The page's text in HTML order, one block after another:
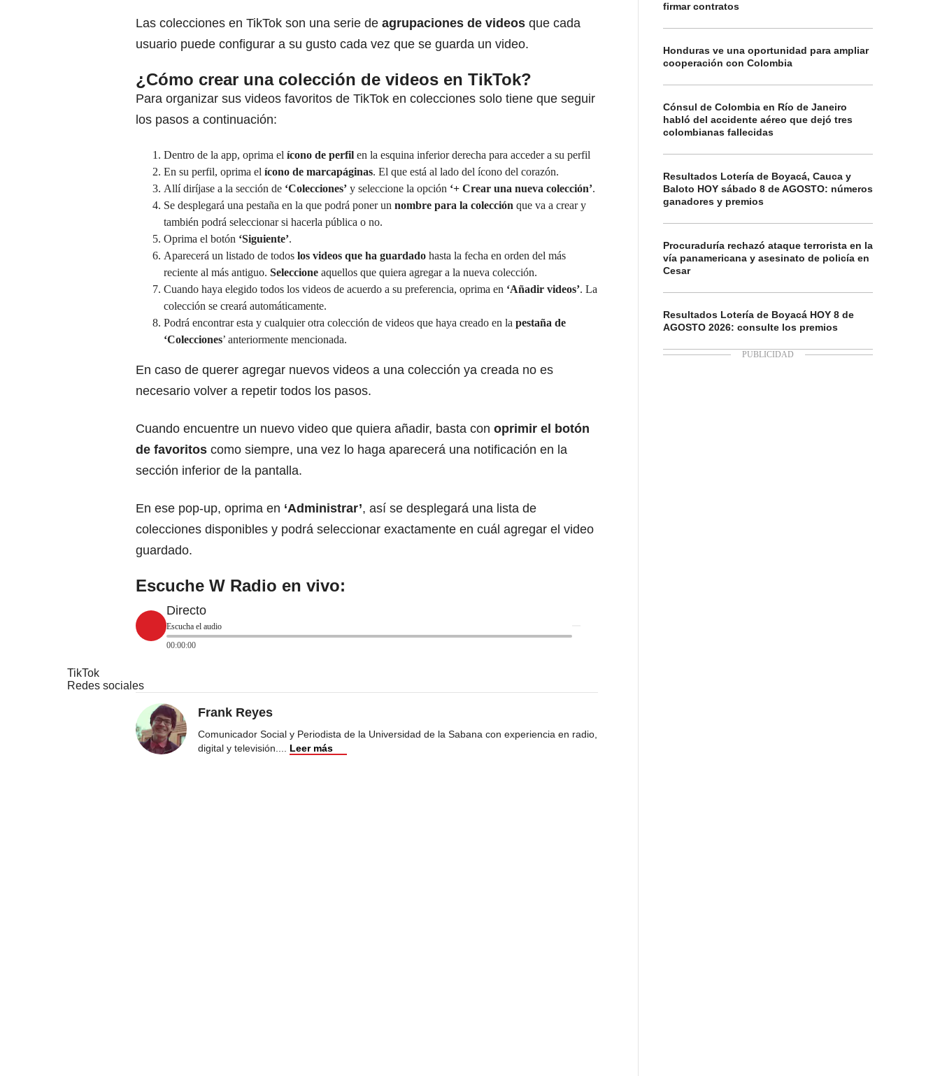
Las colecciones en TikTok son una serie de agrupaciones de videos que cada
usuario puede configurar a su gusto cada vez que se guarda un video.
¿Cómo crear una colección de videos en TikTok?
Para organizar sus videos favoritos de TikTok en colecciones solo tiene que seguir
los pasos a continuación:
Dentro de la app, oprima el ícono de perfil en la esquina inferior derecha para acceder a su perfil
En su perfil, oprima el ícono de marcapáginas. El que está al lado del ícono del corazón.
Allí diríjase a la sección de ‘Colecciones’ y seleccione la opción ‘+ Crear una nueva colección’.
Se desplegará una pestaña en la que podrá poner un nombre para la colección que va a crear y
también podrá seleccionar si hacerla pública o no.
Oprima el botón ‘Siguiente’.
Aparecerá un listado de todos los videos que ha guardado hasta la fecha en orden del más
reciente al más antiguo. Seleccione aquellos que quiera agregar a la nueva colección.
Cuando haya elegido todos los videos de acuerdo a su preferencia, oprima en ‘Añadir videos’. La
colección se creará automáticamente.
Podrá encontrar esta y cualquier otra colección de videos que haya creado en la pestaña de
‘Colecciones’ anteriormente mencionada.
En caso de querer agregar nuevos videos a una colección ya creada no es
necesario volver a repetir todos los pasos.
Cuando encuentre un nuevo video que quiera añadir, basta con oprimir el botón
de favoritos como siempre, una vez lo haga aparecerá una notificación en la
sección inferior de la pantalla.
En ese pop-up, oprima en ‘Administrar’, así se desplegará una lista de
colecciones disponibles y podrá seleccionar exactamente en cuál agregar el video
guardado.
Escuche W Radio en vivo:
Directo
Escucha el audio
00:00:00
TikTok
Redes sociales
Frank Reyes
Comunicador Social y Periodista de la Universidad de la Sabana con experiencia en radio,
digital y televisión.... Leer más
firmar contratos
Honduras ve una oportunidad para ampliar
cooperación con Colombia
Cónsul de Colombia en Río de Janeiro
habló del accidente aéreo que dejó tres
colombianas fallecidas
Resultados Lotería de Boyacá, Cauca y
Baloto HOY sábado 8 de AGOSTO: números
ganadores y premios
Procuraduría rechazó ataque terrorista en la
vía panamericana y asesinato de policía en
Cesar
Resultados Lotería de Boyacá HOY 8 de
AGOSTO 2026: consulte los premios